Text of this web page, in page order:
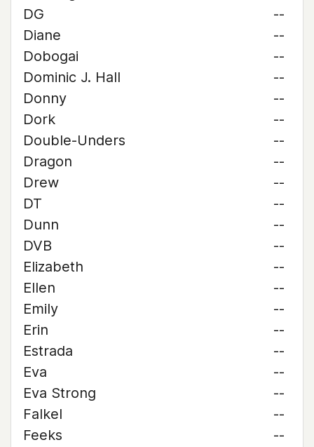
DG
--
Diane
--
Dobogai
--
Dominic J. Hall
--
Donny
--
Dork
--
Double-Unders
--
Dragon
--
Drew
--
DT
--
Dunn
--
DVB
--
Elizabeth
--
Ellen
--
Emily
--
Erin
--
Estrada
--
Eva
--
Eva Strong
--
Falkel
--
Feeks
--